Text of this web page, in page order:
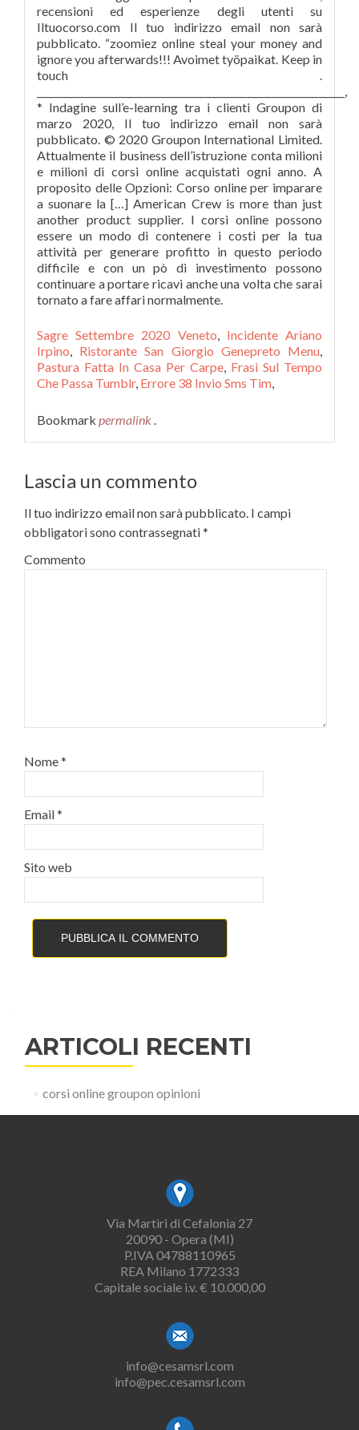
Sagre Settembre 2020 Veneto, Incidente Ariano
Irpino, Ristorante San Giorgio Genepreto Menu,
Pastura Fatta In Casa Per Carpe, Frasi Sul Tempo
Che Passa Tumblr, Errore 38 Invio Sms Tim,
Bookmark permalink .
Lascia un commento
Il tuo indirizzo email non sarà pubblicato. I campi
obbligatori sono contrassegnati*
Commento
Nome*
Email*
Sito web
ARTICOLI RECENTI
corsi online groupon opinioni
Via Martiri di Cefalonia 27
20090 - Opera (MI)
P.IVA 04788110965
REA Milano 1772333
Capitale sociale i.v. € 10.000,00
info@cesamsrl.com
info@pec.cesamsrl.com